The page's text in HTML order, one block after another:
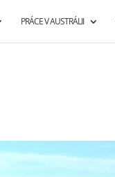
PRÁCE V AUSTRÁLII